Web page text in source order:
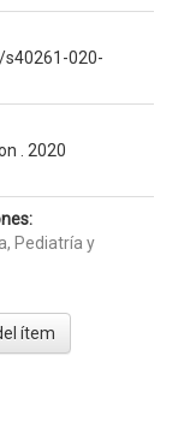
020-
. 2020
Pediatría y
ítem